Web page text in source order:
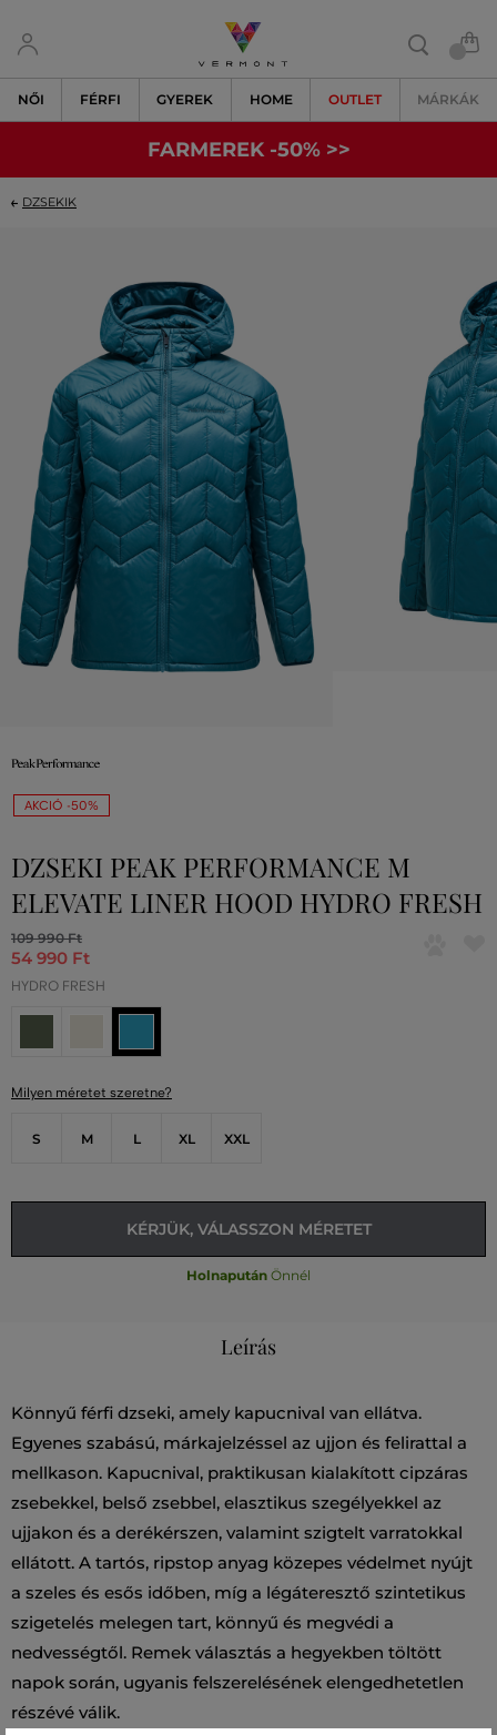
NŐI FÉRFI GYEREK HOME OUTLET MÁRKÁK
FARMEREK -50% >>
DZSEKIK
AKCIÓ -50%
DZSEKI PEAK PERFORMANCE M
ELEVATE LINER HOOD HYDRO FRESH
109 990 Ft
54 990 Ft
HYDRO FRESH
Milyen méretet szeretne?
S M L XL XXL
KÉRJÜK, VÁLASSZON MÉRETET
Holnapután Önnél
Leírás
Könnyű férfi dzseki, amely kapucnival van ellátva.
Egyenes szabású, márkajelzéssel az ujjon és felirattal a
mellkason. Kapucnival, praktikusan kialakított cipzáras
zsebekkel, belső zsebbel, elasztikus szegélyekkel az
ujjakon és a derékérszen, valamint szigtelt varratokkal
ellátott. A tartós, ripstop anyag közepes védelmet nyújt
a szeles és esős időben, míg a légáteresztő szintetikus
szigetelés melegen tart, könnyű és megvédi a
nedvességtől. Remek választás a hegyekben töltött
napok során, ugyanis felszerelésének elengedhetetlen
részévé válik.